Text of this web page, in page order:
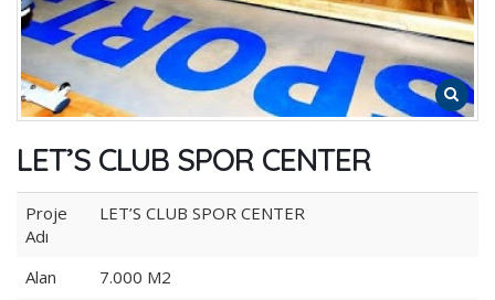
LET’S CLUB SPOR CENTER
Proje
Adı
LET’S CLUB SPOR CENTER
Alan
7.000 M2